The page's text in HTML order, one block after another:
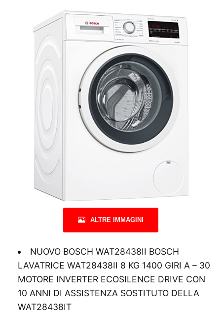
ALTRE IMMAGINI
NUOVO BOSCH WAT28438II BOSCH
LAVATRICE WAT28438II 8 KG 1400 GIRI A – 30
MOTORE INVERTER ECOSILENCE DRIVE CON
10 ANNI DI ASSISTENZA SOSTITUTO DELLA
WAT28438IT